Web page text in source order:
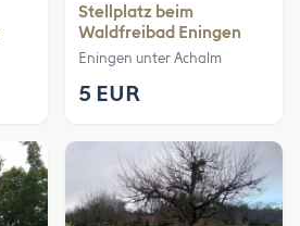
Stellplatz beim
Waldfreibad Eningen
Eningen unter Achalm
5 EUR